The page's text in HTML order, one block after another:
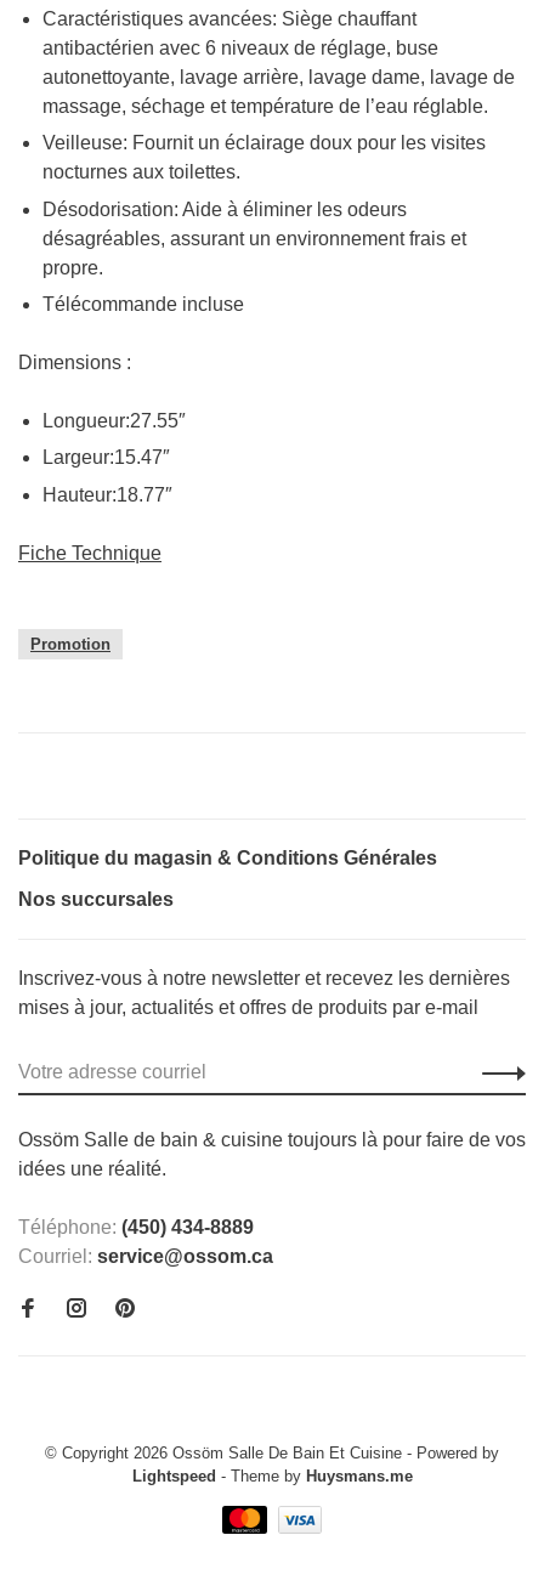
Caractéristiques avancées: Siège chauffant
antibactérien avec 6 niveaux de réglage, buse
autonettoyante, lavage arrière, lavage dame, lavage de
massage, séchage et température de l’eau réglable.
Veilleuse: Fournit un éclairage doux pour les visites
nocturnes aux toilettes.
Désodorisation: Aide à éliminer les odeurs
désagréables, assurant un environnement frais et
propre.
Télécommande incluse
Dimensions :
Longueur:27.55″
Largeur:15.47″
Hauteur:18.77″
Fiche Technique
Promotion
Politique du magasin & Conditions Générales
Nos succursales
Inscrivez-vous à notre newsletter et recevez les dernières
mises à jour, actualités et offres de produits par e-mail
Ossöm Salle de bain & cuisine toujours là pour faire de vos
idées une réalité.
Téléphone: (450) 434-8889
Courriel: service@ossom.ca
© Copyright 2026 Ossöm Salle De Bain Et Cuisine - Powered by
Lightspeed - Theme by Huysmans.me